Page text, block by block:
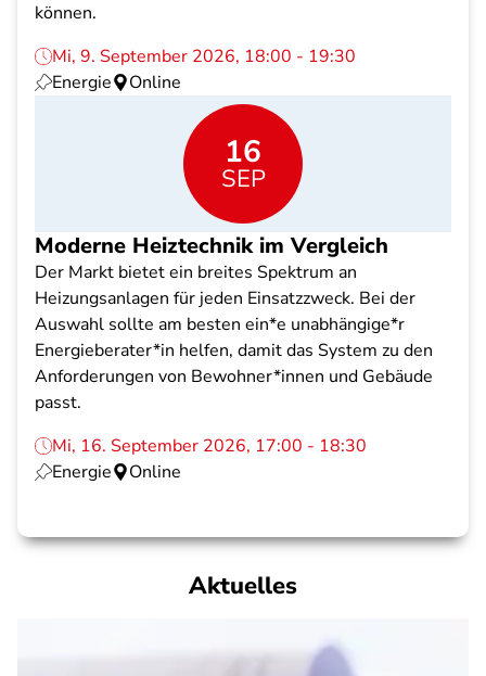
können.
Mi, 9. September 2026, 18:00 - 19:30
Energie
Online
16
SEP
Moderne Heiztechnik im Vergleich
Der Markt bietet ein breites Spektrum an
Heizungsanlagen für jeden Einsatzzweck. Bei der
Auswahl sollte am besten ein*e unabhängige*r
Energieberater*in helfen, damit das System zu den
Anforderungen von Bewohner*innen und Gebäude
passt.
Mi, 16. September 2026, 17:00 - 18:30
Energie
Online
Aktuelles